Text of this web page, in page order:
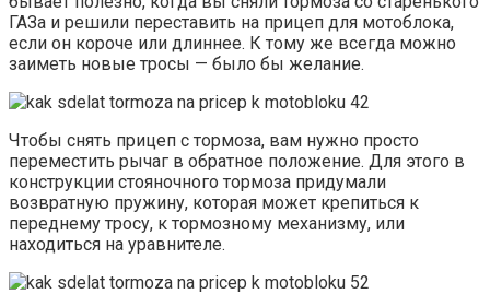
ГАЗа и решили переставить на прицеп для мотоблока,
если он короче или длиннее. К тому же всегда можно
заиметь новые тросы — было бы желание.
Чтобы снять прицеп с тормоза, вам нужно просто
переместить рычаг в обратное положение. Для этого в
конструкции стояночного тормоза придумали
возвратную пружину, которая может крепиться к
переднему тросу, к тормозному механизму, или
находиться на уравнителе.